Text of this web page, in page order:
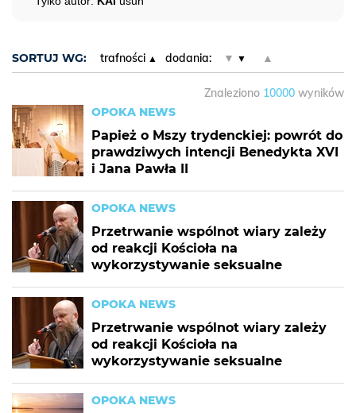
SORTUJ WG: trafności dodania: ▼ ▲
Znaleziono 10000 wyników
OPOKA NEWS
Papież o Mszy trydenckiej: powrót do
prawdziwych intencji Benedykta XVI
i Jana Pawła II
OPOKA NEWS
Przetrwanie wspólnot wiary zależy
od reakcji Kościoła na
wykorzystywanie seksualne
OPOKA NEWS
Przetrwanie wspólnot wiary zależy
od reakcji Kościoła na
wykorzystywanie seksualne
OPOKA NEWS